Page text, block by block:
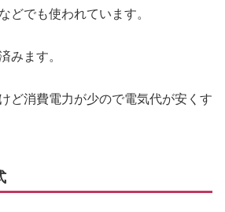
どでも使われています。
みます。
ど消費電力が少ので電気代が安くす